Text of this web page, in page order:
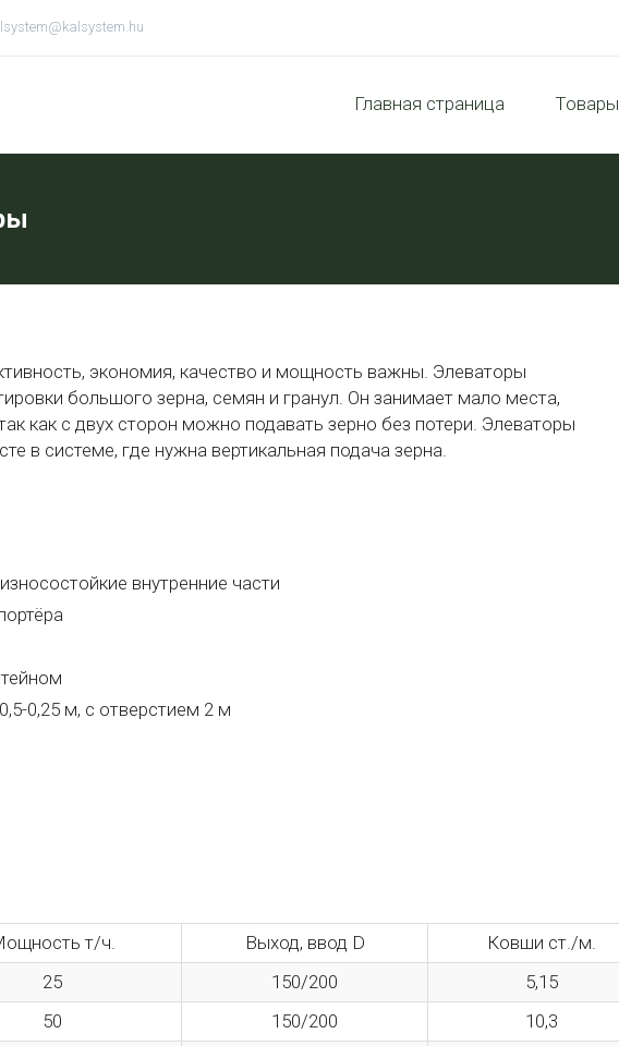
Главная страница Товары
экономия, качество и мощность важны. Элеваторы
большого зерна, семян и гранул. Он занимает мало места,
как с двух сторон можно подавать зерно без потери. Элеваторы
в системе, где нужна вертикальная подача зерна.
внутренние части
0,25 м, с отверстием 2 м
т/ч. Выход, ввод D Ковши ст./м.
25 150/200 5,15
50 150/200 10,3